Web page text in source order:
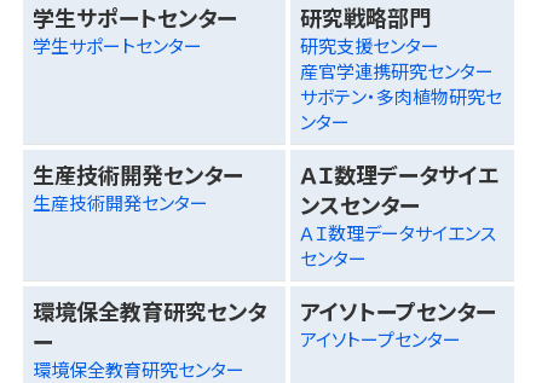
学生サポートセンター
学生サポートセンター
研究戦略部門
研究支援センター
産官学連携研究センター
サボテン・多肉植物研究セ
ンター
生産技術開発センター
生産技術開発センター
ＡＩ数理データサイエ
ンスセンター
ＡＩ数理データサイエンス
センター
環境保全教育研究センタ
ー
環境保全教育研究センター
アイソトープセンター
アイソトープセンター